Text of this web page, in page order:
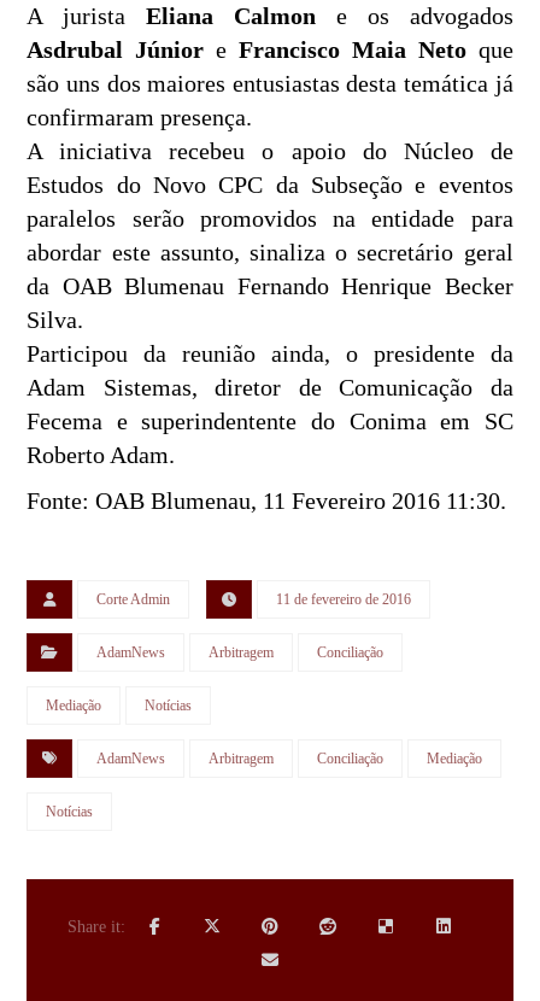
A juristaEliana Calmon e os advogados
Asdrubal Júnior eFrancisco Maia Netoque
são uns dos maiores entusiastas desta temática já
confirmaram presença.
A iniciativa recebeu o apoio do Núcleo de
Estudos do Novo CPC da Subseção e eventos
paralelos serão promovidos na entidade para
abordar este assunto, sinaliza o secretário geral
da OAB Blumenau Fernando Henrique Becker
Silva.
Participou da reunião ainda, o presidente da
Adam Sistemas, diretor de Comunicação da
Fecema e superindentente do Conima em SC
Roberto Adam.
Fonte: OAB Blumenau, 11 Fevereiro 2016 11:30.
Corte Admin 11 de fevereiro de 2016
AdamNews Arbitragem Conciliação
Mediação Notícias
AdamNews Arbitragem Conciliação Mediação
Notícias